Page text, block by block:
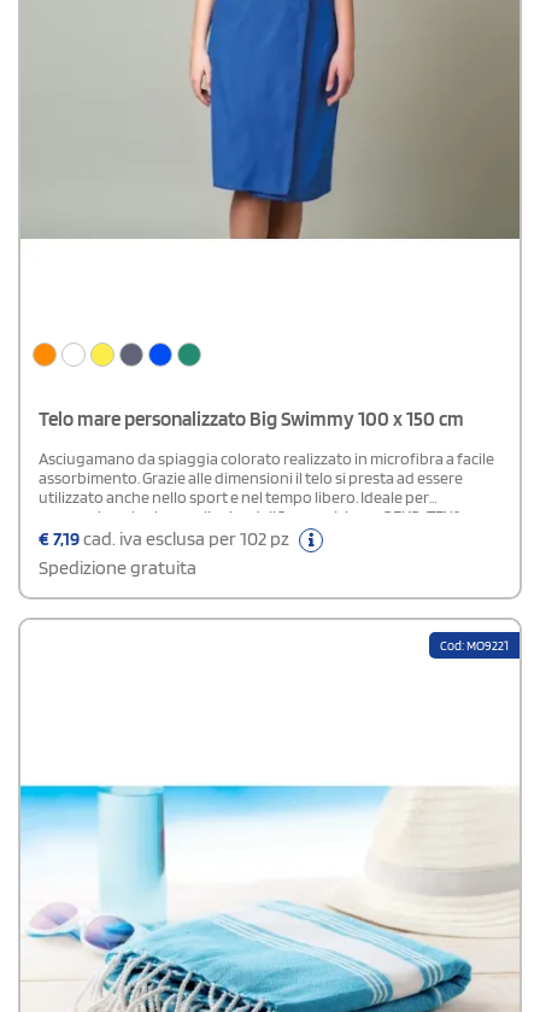
Telo mare personalizzato Big Swimmy 100 x 150 cm
Asciugamano da spiaggia colorato realizzato in microfibra a facile
assorbimento. Grazie alle dimensioni il telo si presta ad essere
utilizzato anche nello sport e nel tempo libero. Ideale per
sponsorizzazioni e regali aziendaliComposizione: OEKO-TEX®
standard 100Area di stampa: cm. 20x28 o 28x20 (serigrafia)
€7,19cad. iva esclusa per 102 pz
Spedizione gratuita
Cod: MO9221